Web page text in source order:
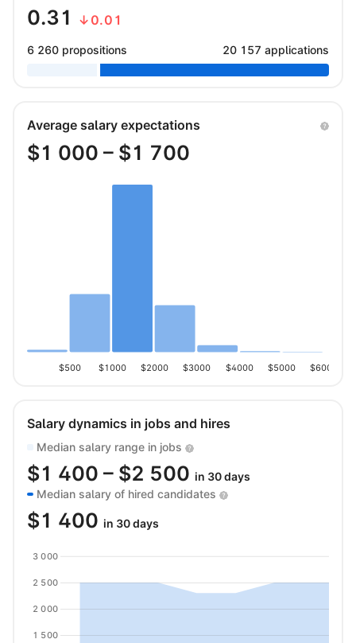
0.31 ↓0.01
6 260 propositions 20 157 applications
Average salary expectations
$1 000 – $1 700
$500 $1000 $2000 $3000 $4000 $5000 $6000
Salary dynamics in jobs and hires
Median salary range in jobs
$1 400 – $2 500 in 30 days
Median salary of hired candidates
$1 400 in 30 days
1 500
2 000
2 500
3 000